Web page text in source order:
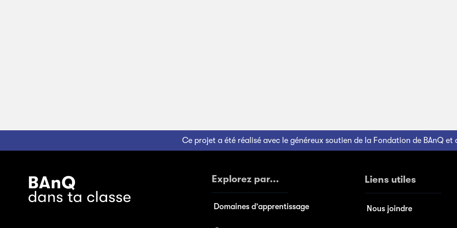
Ce projet a été réalisé avec le généreux soutien de la Fondation de BAnQ et
Explorez par...
Domaines d’apprentissage
Liens utiles
Nous joindre